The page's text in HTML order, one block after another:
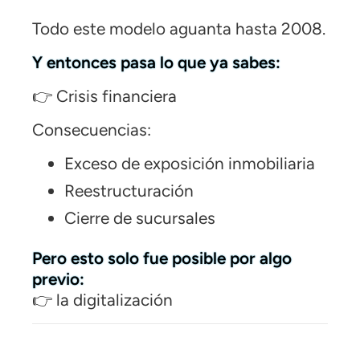
Todo este modelo aguanta hasta 2008.
Y entonces pasa lo que ya sabes:
👉 Crisis financiera
Consecuencias:
Exceso de exposición inmobiliaria
Reestructuración
Cierre de sucursales
Pero esto solo fue posible por algo
previo:
👉 la digitalización